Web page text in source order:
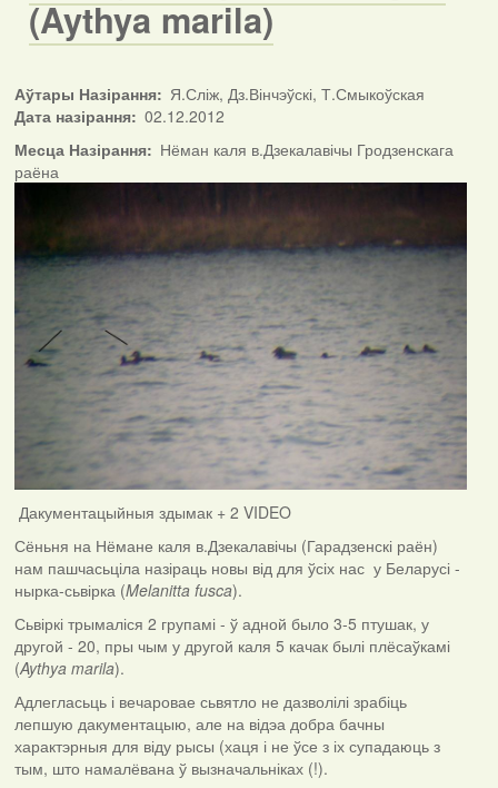
(Aythya marila)
Аўтары Назірання
Я.Сліж, Дз.Вінчэўскі, Т.Смыкоўская
Дата назірання
02.12.2012
Месца Назірання
Нёман каля в.Дзекалавічы Гродзенскага
раёна
Дакументацыйныя здымак + 2 VIDEO
Сёньня на Нёмане каля в.Дзекалавічы (Гарадзенскі раён)
нам пашчасьціла назіраць новы від для ўсіх нас у Беларусі -
нырка-сьвірка (Melanitta fusca).
Сьвіркі трымаліся 2 групамі - ў адной было 3-5 птушак, у
другой - 20, пры чым у другой каля 5 качак былі плёсаўкамі
(Aythya marila).
Адлегласьць і вечаровае сьвятло не дазволілі зрабіць
лепшую дакументацыю, але на відэа добра бачны
характэрныя для віду рысы (хаця і не ўсе з іх супадаюць з
тым, што намалёвана ў вызначальніках (!).